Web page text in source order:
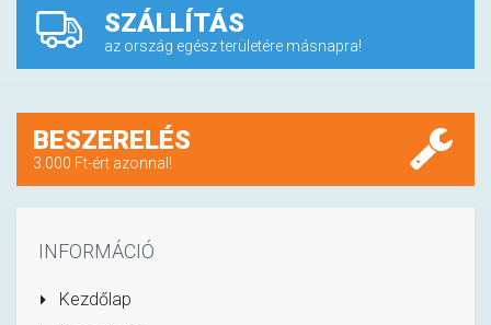
SZÁLLÍTÁS
az ország egész területére másnapra!
BESZERELÉS
3.000 Ft-ért azonnal!
INFORMÁCIÓ
Kezdőlap